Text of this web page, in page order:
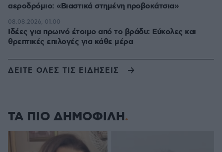
αεροδρόμιο: «Βιαστικά στημένη προβοκάτσια»
Ιδέες για πρωινό έτοιμο από το βράδυ: Εύκολες και
θρεπτικές επιλογές για κάθε μέρα
08.08.2026, 01:00
ΔΕΙΤΕ ΟΛΕΣ ΤΙΣ ΕΙΔΗΣΕΙΣ
ΤΑ ΠΙΟ ΔΗΜΟΦΙΛΗ